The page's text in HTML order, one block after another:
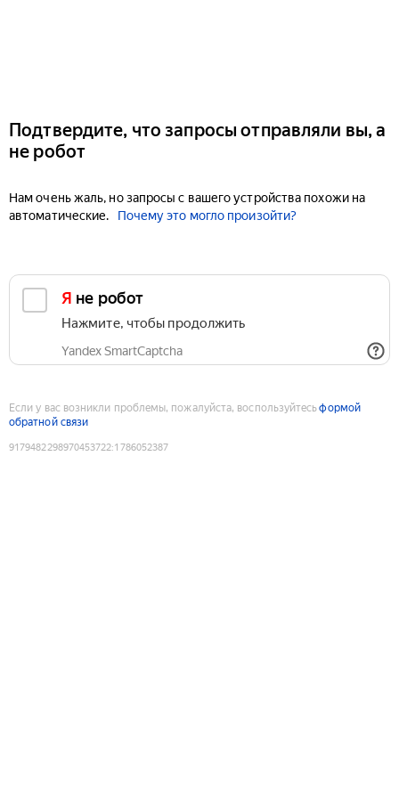
Подтвердите, что запросы отправляли вы, а
не робот
Нам очень жаль, но запросы с вашего устройства похожи на
автоматические.
Почему это могло произойти?
Я не робот
Нажмите, чтобы продолжить
Yandex SmartCaptcha
Если у вас возникли проблемы, пожалуйста, воспользуйтесьформой
обратной связи
9179482298970453722:1786052387